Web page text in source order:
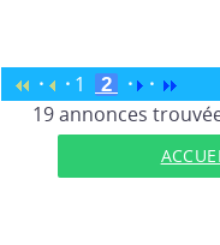
· · 1 2 ·
·
19 annonces